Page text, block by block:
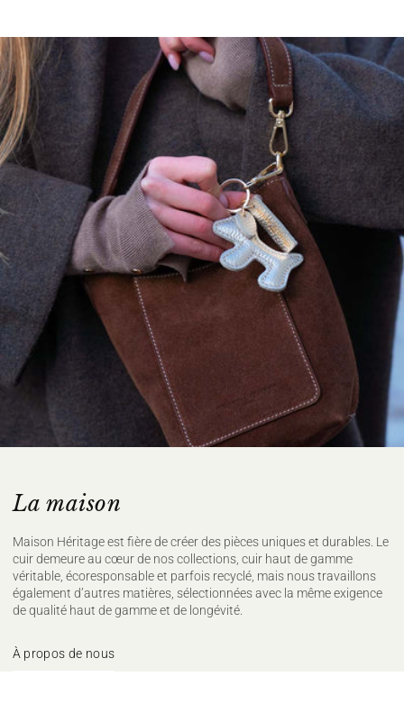
Notre fil vient de Mongolie, issu des chèvres Albas élevées dans des
fermes bio et écologiques, produisant l’un des cachemires les plus
fins et précieux, surnommé the fiber diamond
Détails mannequin :
Le mannequin mesure 1m76 et porte une taille S/M.
Longueur taille S/M : 60 cm.
Ajoutez 3 cm pour le M/L.
Ce modèle a une coupe oversize.
Maison Héritage s'engage…
Nos pièces sont certifiées :
OEKO-TEX : garantissant l’absence de substances nocives ou
irritantes pour la peau.
GOTS :
Textile biologique issu de modes de confection durables
Respect de l’environnement et des conditions de travail
Préservation des ressources et matières premières
Contrôle par des organismes indépendants du respect strict des
100% CASHMERE
Ne pas sécher en tambour
110°C, (sur l'envers)
Nettoyage à sec délicat
Sécher à plat
Pour plus de conseils d'entretien rendez vous sur notre site
maisonheritage.fr
La maison
Maison Héritage est fière de créer des pièces uniques et durables. Le
cuir demeure au cœur de nos collections, cuir haut de gamme
véritable, écoresponsable et parfois recyclé, mais nous travaillons
également d’autres matières, sélectionnées avec la même exigence
de qualité haut de gamme et de longévité.
À propos de nous